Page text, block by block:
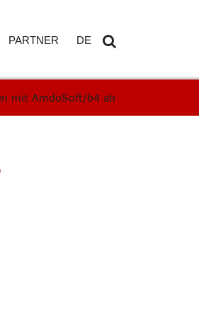
PARTNER DE
mit AmdoSoft/b4 ab